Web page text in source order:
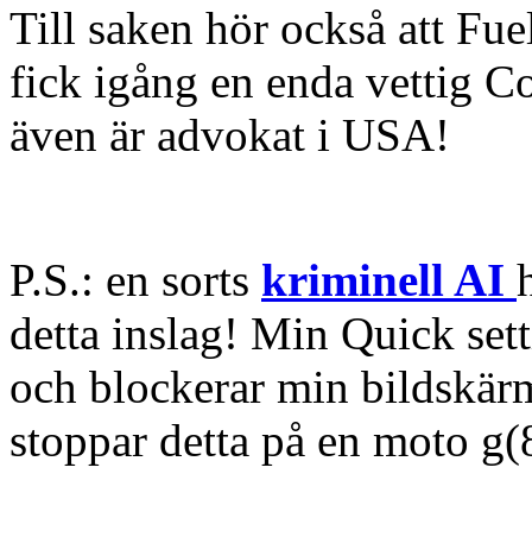
Till saken hör också att
fick igång en enda vettig
även är advokat i USA!
P.S.: en sorts kriminell AI
detta inslag! Min Quick
och blockerar min
stoppar detta på en moto